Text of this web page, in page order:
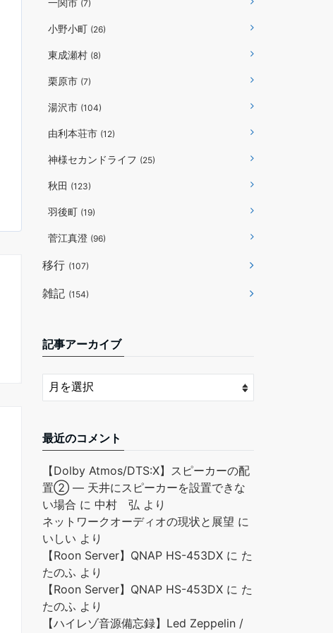
一関市 (7)
小野小町 (26)
東成瀬村 (8)
栗原市 (7)
湯沢市 (104)
由利本荘市 (12)
神様セカンドライフ (25)
秋田 (123)
羽後町 (19)
菅江真澄 (96)
移行 (107)
雑記 (154)
記事アーカイブ
最近のコメント
【Dolby Atmos/DTS:X】スピーカーの配
置② ― 天井にスピーカーを設置できな
い場合 に 中村 弘 より
ネットワークオーディオの現状と展望 に
いしい より
【Roon Server】QNAP HS-453DX に た
たのふ より
【Roon Server】QNAP HS-453DX に た
たのふ より
【ハイレゾ音源備忘録】Led Zeppelin /